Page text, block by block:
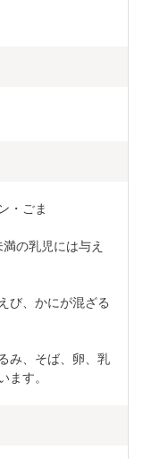
・ごま
の乳児には与え
び、かにが混ざる
み、そば、卵、乳
ます。